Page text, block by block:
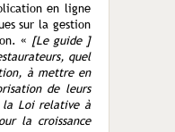
en ligne
sur la gestion
« [Le guide ]
quel
à mettre en
de leurs
la Loi relative à
la croissance